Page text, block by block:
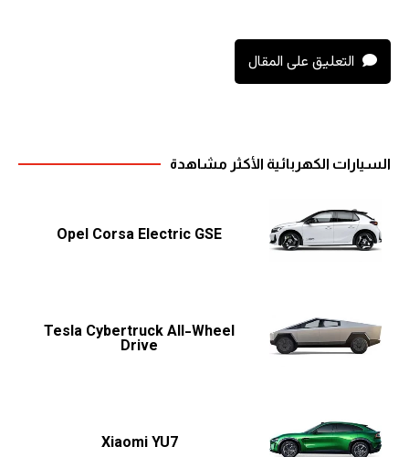
التعليق على المقال
السيارات الكهربائية الأكثر مشاهدة
Opel Corsa Electric GSE
Tesla Cybertruck All-Wheel
Drive
Xiaomi YU7